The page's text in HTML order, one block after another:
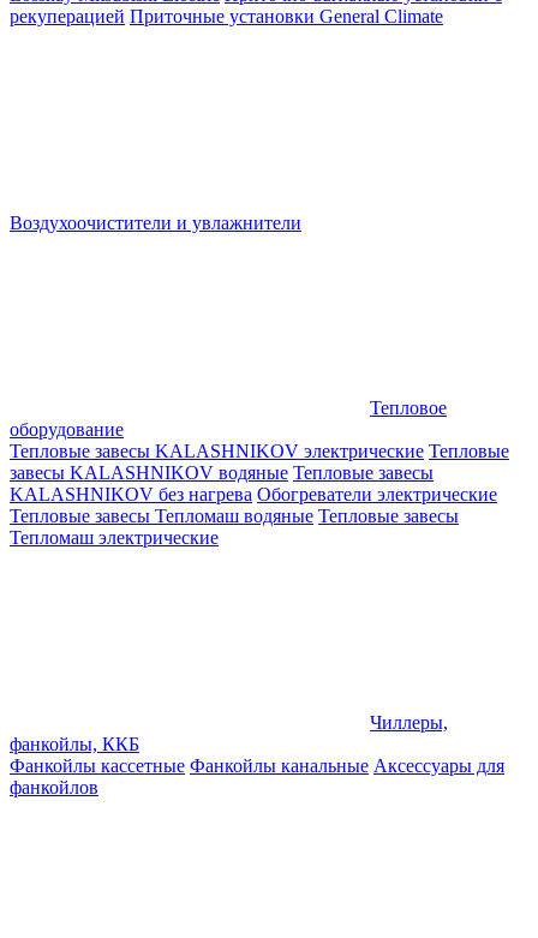
рекуперацией Приточные установки General Climate
Воздухоочистители и увлажнители
Тепловое
оборудование
Тепловые завесы KALASHNIKOV электрические Тепловые
завесы KALASHNIKOV водяные Тепловые завесы
KALASHNIKOV без нагрева Обогреватели электрические
Тепловые завесы Тепломаш водяные Тепловые завесы
Тепломаш электрические
Чиллеры,
фанкойлы, ККБ
Фанкойлы кассетные Фанкойлы канальные Аксессуары для
фанкойлов